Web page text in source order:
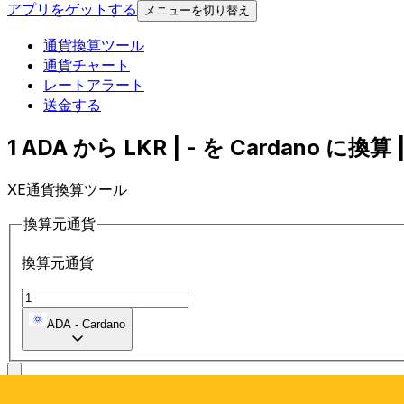
アプリをゲットする メニューを切り替え
通貨換算ツール
通貨チャート
レートアラート
送金する
1 ADA から LKR | - を Cardano に換算
XE通貨換算ツール
換算元通貨
換算元通貨
ADA - Cardano